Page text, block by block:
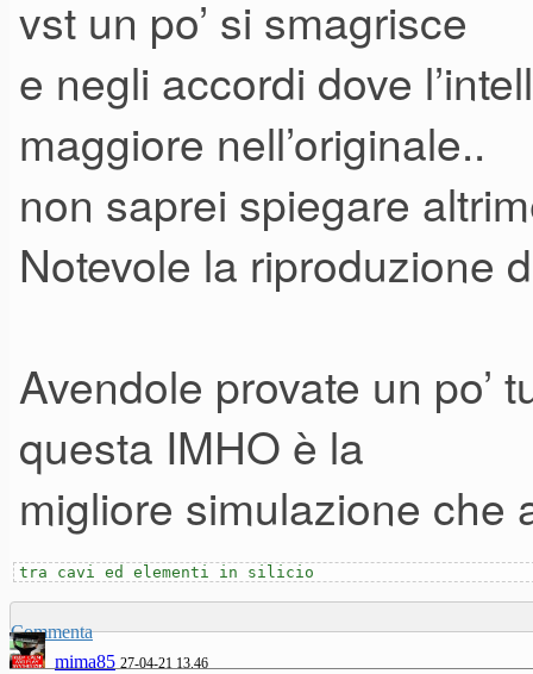
vst un po’ si smagrisce
e negli accordi dove
maggiore nell’originale..
non saprei spiegare
Notevole la riproduzione
Avendole provate un po’
questa IMHO è la
migliore simulazione che
tra cavi ed elementi in silicio
Commenta
mima85 27-04-21 13.46